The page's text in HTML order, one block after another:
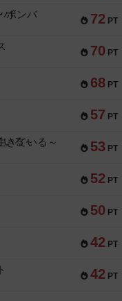
72 PT
ボンバ
70 PT
68 PT
57 PT
53 PT
ている～
52 PT
50 PT
42 PT
42 PT